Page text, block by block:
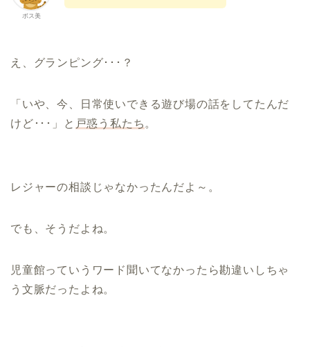
ボス美
え、グランピング･･･？
「いや、今、日常使いできる遊び場の話をしてたんだ
けど･･･」と 戸惑う私たち。
レジャーの相談じゃなかったんだよ～。
でも、そうだよね。
児童館っていうワード聞いてなかったら勘違いしちゃ
う文脈だったよね。